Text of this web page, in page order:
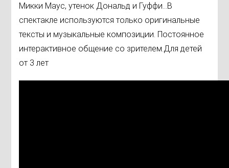
Микки Маус, утенок Дональд и Гуффи...В
спектакле используются только оригинальные
тексты и музыкальные композиции. Постоянное
интерактивное общение со зрителем.Для детей
от 3 лет